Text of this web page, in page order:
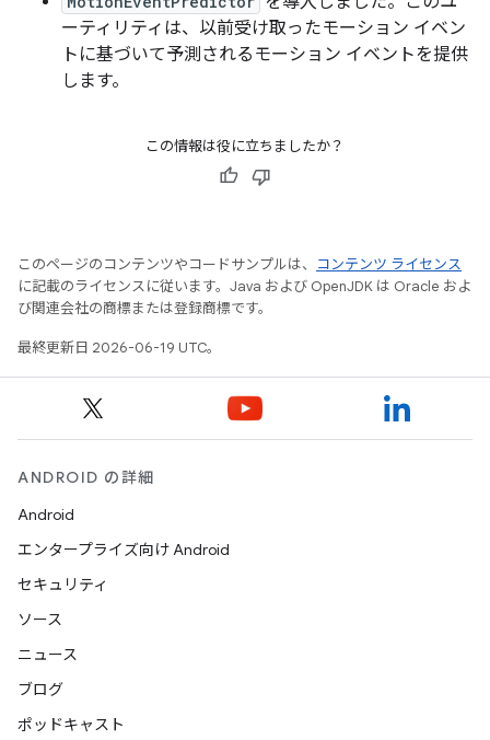
ーティリティは、以前受け取ったモーション イベン
トに基づいて予測されるモーション イベントを提供
します。
この情報は役に立ちましたか？
このページのコンテンツやコードサンプルは、
コンテンツ ライセンス
に記載のライセンスに従います。Java および OpenJDK は Oracle およ
び関連会社の商標または登録商標です。
最終更新日 2026-06-19 UTC。
ANDROID の詳細
Android
エンタープライズ向け Android
セキュリティ
ソース
ニュース
ブログ
ポッドキャスト